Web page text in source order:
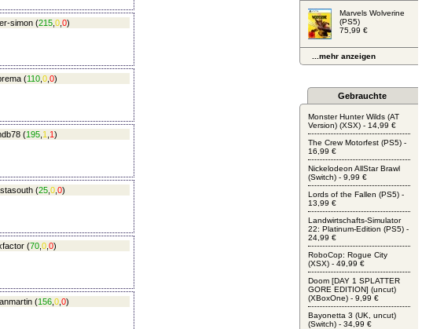
simon (215, 0, 0)
(110 0 0)
(195 1 1)
(25 0 0)
(70 0 0)
(156, 0, 0)
Marvels Wolverine
(PS5)
75,99 €
...mehr anzeigen
Gebrauchte
Monster Hunter Wilds (AT
Version) (XSX) - 14,99 €
The Crew Motorfest (PS5) -
16,99 €
Nickelodeon AllStar Brawl
(Switch) - 9,99 €
Lords of the Fallen (PS5) -
13,99 €
Landwirtschafts-Simulator
22: Platinum-Edition (PS5) -
24,99 €
RoboCop: Rogue City
(XSX) - 49,99 €
Doom [DAY 1 SPLATTER
GORE EDITION] (uncut)
(XBoxOne) - 9,99 €
Bayonetta 3 (UK, uncut)
(Switch) - 34,99 €